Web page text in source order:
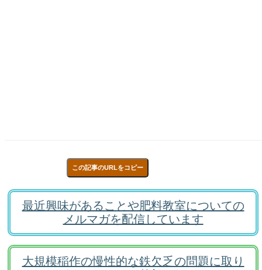
この記事のURLをコピー
最近興味があることや肥料教室についての
メルマガを配信しています
大規模稲作の慢性的な鉄欠乏の問題に取り